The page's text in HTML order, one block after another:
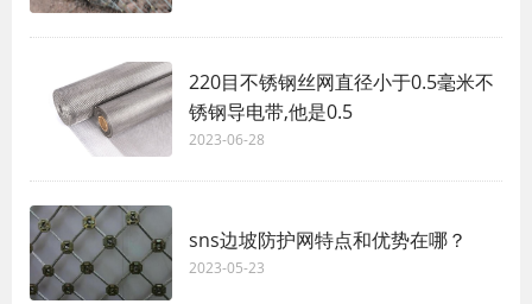
220目不锈钢丝网直径小于0.5毫米不
锈钢导电带,他是0.5
2023-06-28
sns边坡防护网特点和优势在哪？
2023-05-23